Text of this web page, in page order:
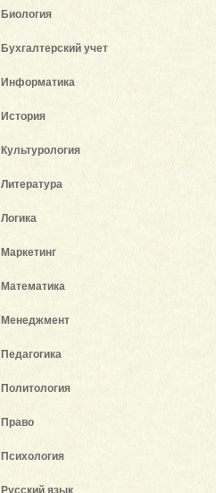
Биология
Бухгалтерский учет
Информатика
История
Культурология
Литература
Логика
Маркетинг
Математика
Менеджмент
Педагогика
Политология
Право
Психология
Русский язык